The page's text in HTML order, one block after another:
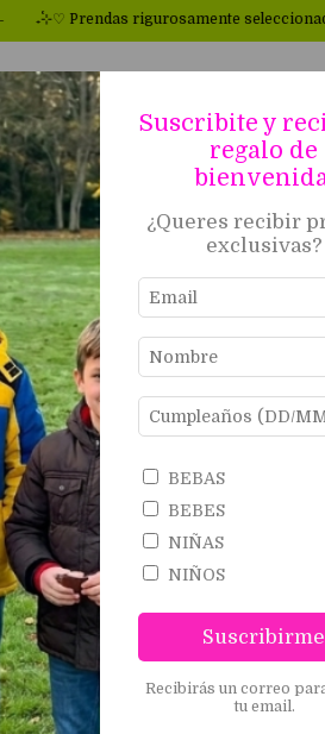
Prendas rigurosamente seleccionadas
Fapp SOBRE FAPP
Inicio BEBAS . TRAJES DE BAÑO
DE BAÑO
Filtrar
50%OFF
Suscribite y
regalo de
¿Queres recibir
exclusivas?
BEBAS
BEBES
NIÑAS
NIÑOS
Suscribirme
Recibirás un correo
tu email.